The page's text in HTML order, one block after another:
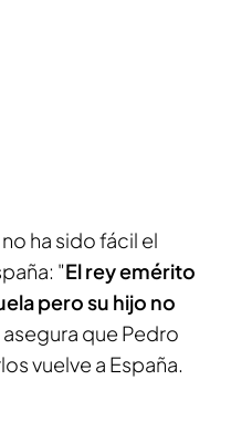
ha sido fácil el
"El rey emérito
pero su hijo no
que Pedro
vuelve a España.